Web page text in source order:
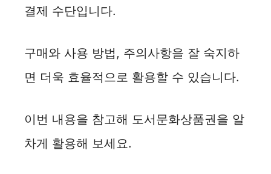
결제 수단입니다.
구매와 사용 방법, 주의사항을 잘 숙지하
면 더욱 효율적으로 활용할 수 있습니다.
이번 내용을 참고해 도서문화상품권을 알
차게 활용해 보세요.